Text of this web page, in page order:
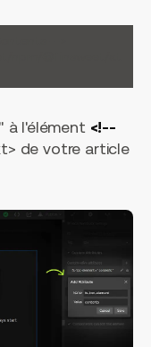
à l'élément <!--
de votre article